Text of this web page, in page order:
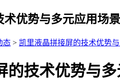
优势与多元应用场景
态 > 凯里液晶拼接屏的技术优势
的技术优势与